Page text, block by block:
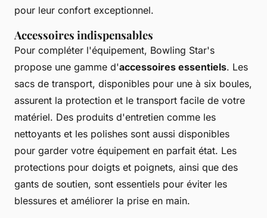
pour leur confort exceptionnel.
Accessoires indispensables
Pour compléter l'équipement, Bowling Star's
propose une gamme d'accessoires essentiels. Les
sacs de transport, disponibles pour une à six boules,
assurent la protection et le transport facile de votre
matériel. Des produits d'entretien comme les
nettoyants et les polishes sont aussi disponibles
pour garder votre équipement en parfait état. Les
protections pour doigts et poignets, ainsi que des
gants de soutien, sont essentiels pour éviter les
blessures et améliorer la prise en main.